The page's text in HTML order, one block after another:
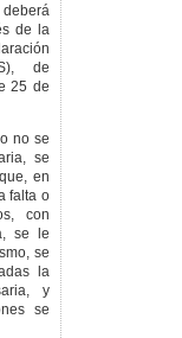
de la
de
25 de
no se
se
en
falta o
con
se le
se
la
y
se